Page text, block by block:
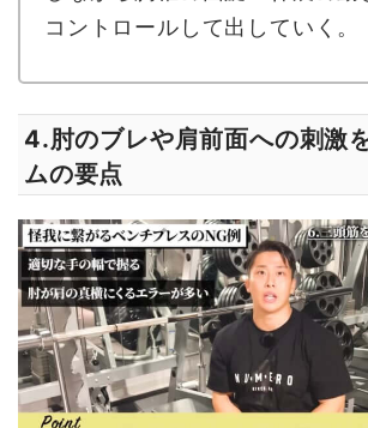
コントロールして出していく。
4.肘のブレや肩前面への刺激
ムの要点